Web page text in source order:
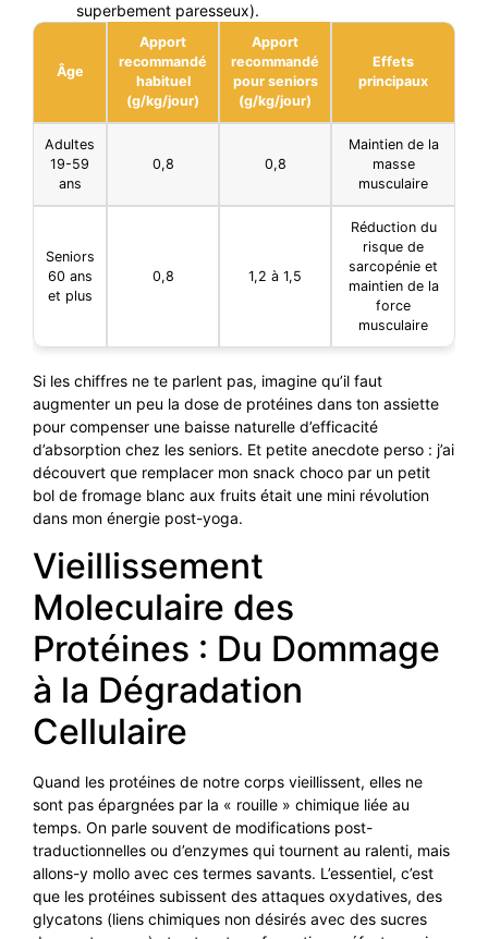
superbement paresseux).
Âge
Apport
recommandé
habituel
(g/kg/jour)
Apport
recommandé
pour seniors
(g/kg/jour)
Effets
principaux
Adultes
19-59
ans
0,8 0,8
Maintien de la
masse
musculaire
Seniors
60 ans
et plus
0,8 1,2 à 1,5
Réduction du
risque de
sarcopénie et
maintien de la
force
musculaire
Si les chiffres ne te parlent pas, imagine qu’il faut
augmenter un peu la dose de protéines dans ton assiette
pour compenser une baisse naturelle d’efficacité
d’absorption chez les seniors. Et petite anecdote perso : j’ai
découvert que remplacer mon snack choco par un petit
bol de fromage blanc aux fruits était une mini révolution
dans mon énergie post-yoga.
Vieillissement
Moleculaire des
Protéines : Du Dommage
à la Dégradation
Cellulaire
Quand les protéines de notre corps vieillissent, elles ne
sont pas épargnées par la « rouille » chimique liée au
temps. On parle souvent de modifications post-
traductionnelles ou d’enzymes qui tournent au ralenti, mais
allons-y mollo avec ces termes savants. L’essentiel, c’est
que les protéines subissent des attaques oxydatives, des
glycatons (liens chimiques non désirés avec des sucres